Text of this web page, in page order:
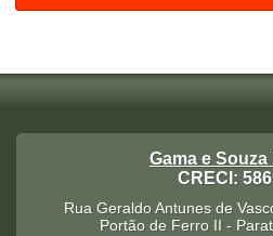
Gama e
CRECI:
Rua Geraldo Antunes de
Portão de Ferro II -